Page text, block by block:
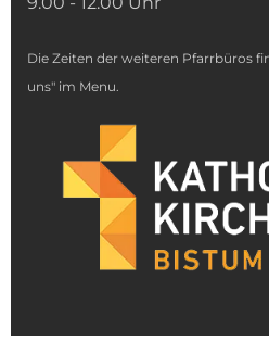
Die Zeiten der weiteren Pfarrbüros
uns" im Menu.